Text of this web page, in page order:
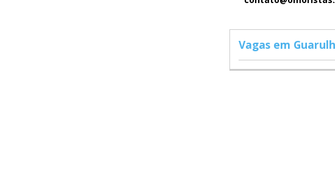
Vagas em